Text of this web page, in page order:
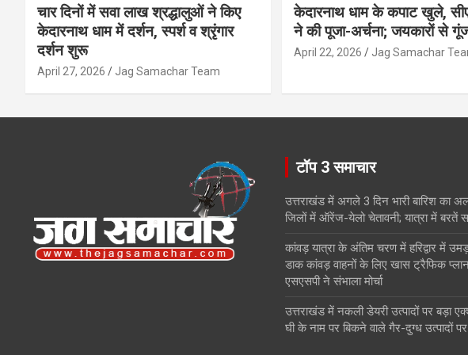
चार दिनों में सवा लाख श्रद्धालुओं ने किए
केदारनाथ धाम में दर्शन, स्पर्श व श्रृंगार
दर्शन शुरू
April 27, 2026 Jag Samachar Team
केदारनाथ धाम के कपाट खुले,
ने की पूजा-अर्चना; जयकारों से
April 22, 2026 Jag Samachar
टॉप 3 समाचार
उत्तराखंड में अगले 3 दिन भारी बारिश का
जिलों में ऑरेंज-येलो चेतावनी; यात्रा में बरतें
कांवड़ यात्रा के अंतिम चरण में हरिद्वार में
डाक कांवड़ वाहनों के लिए खास ट्रैफिक
एसएसपी ने संभाला मोर्चा
उत्तराखंड में नकली डेयरी उत्पादों पर बड़ा
घी के नाम पर बिकने वाले गैर-दुग्ध उत्पादों